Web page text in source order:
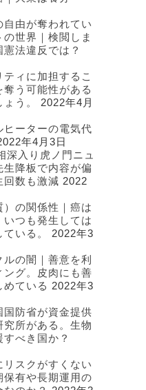
由が奪われてい
の世界｜検閲しま
憲法違反では？
ィに加担するこ
う可能性がある
う。
2022年4月
ーターの電気代
年4月3日
深入り虎ノ門ニュ
降板で内容が偏
回数も激減 2022
）の関係性｜癌は
いつも発生しては
いる。
2022年3
の闇｜善意を利
ング。皮肉にも善
めている 2022年3
国防省が資金提供
究所がある。生物
べき国か？
スクがすくない
有や長期運用の